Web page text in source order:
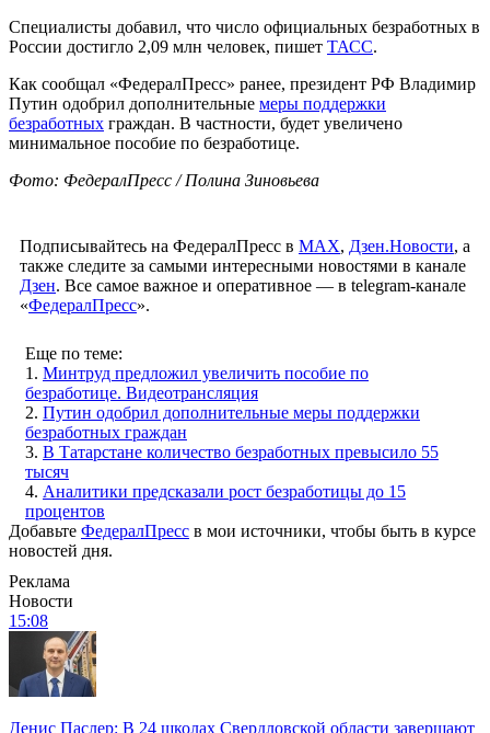
Специалисты добавил, что число официальных безработных в
России достигло 2,09 млн человек, пишет ТАСС.
Как сообщал «ФедералПресс» ранее, президент РФ Владимир
Путин одобрил дополнительные меры поддержки
безработных граждан. В частности, будет увеличено
минимальное пособие по безработице.
Фото: ФедералПресс / Полина Зиновьева
Подписывайтесь на ФедералПресс в МАХ, Дзен.Новости, а
также следите за самыми интересными новостями в канале
Дзен. Все самое важное и оперативное — в telegram-канале
«ФедералПресс».
Еще по теме:
1. Минтруд предложил увеличить пособие по
безработице. Видеотрансляция
2. Путин одобрил дополнительные меры поддержки
безработных граждан
3. В Татарстане количество безработных превысило 55
тысяч
4. Аналитики предсказали рост безработицы до 15
процентов
Добавьте ФедералПресс в мои источники, чтобы быть в курсе
новостей дня.
Реклама
Новости
15:08
Денис Паслер: В 24 школах Свердловской области завершают